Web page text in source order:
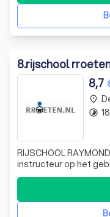
theorielokaal, tablets
8.rijschool
8,7
RIJSCHOOL
instructeur op het
zin des woords. Je
reguliere rijlessen,
Nederlands als
place
timelapse